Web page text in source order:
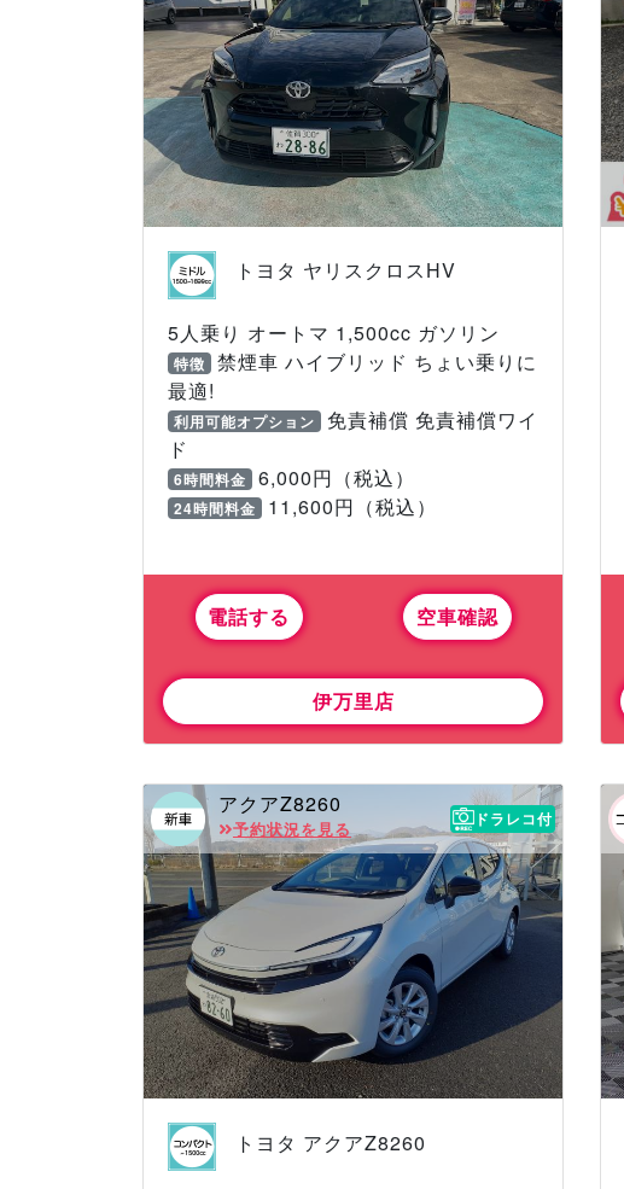
トヨタ ヤリスクロスHV
5人乗り オートマ 1,500cc ガソリン
特徴 禁煙車 ハイブリッド ちょい乗りに
最適!
利用可能オプション 免責補償 免責補償ワイ
ド
6時間料金 6,000円（税込）
24時間料金 11,600円（税込）
電話する 空車確認
伊万里店
アクアZ8260
予約状況を見る
ドラレコ付
トヨタ アクアZ8260